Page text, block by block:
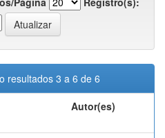
resultados 3 a 6 de 6
Autor(es)